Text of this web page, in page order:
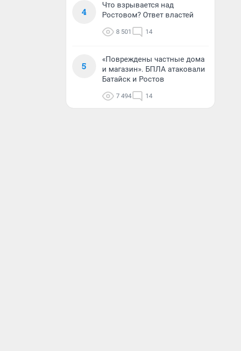
4
Что взрывается над
Ростовом? Ответ властей
8 501 14
5
«Повреждены частные дома
и магазин». БПЛА атаковали
Батайск и Ростов
7 494 14